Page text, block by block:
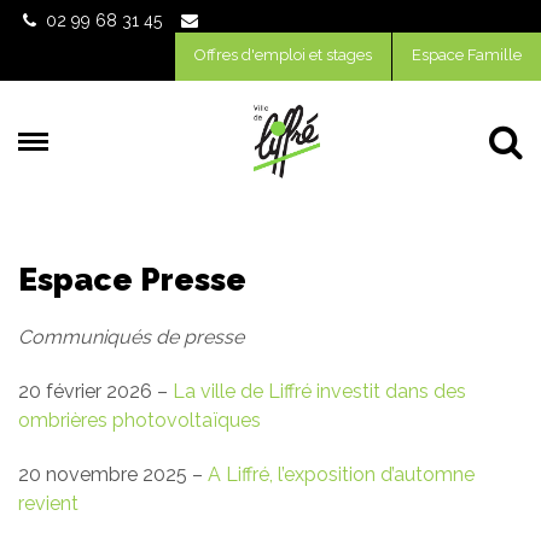
Gestion des traceurs
02 99 68 31 45
Offres d'emploi et stages Espace Famille
Espace Presse
Communiqués de presse
20 février 2026 – La ville de Liffré investit dans des
ombrières photovoltaïques
20 novembre 2025 – A Liffré, l’exposition d’automne
revient